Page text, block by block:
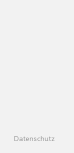
Datenschutz